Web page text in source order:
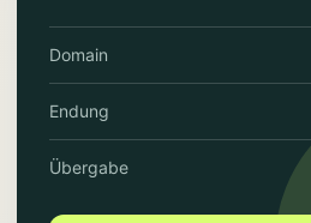
Domain
Endung
Übergabe